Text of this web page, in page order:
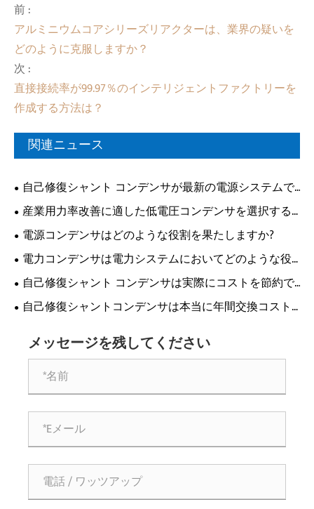
前 :
アルミニウムコアシリーズリアクターは、業界の疑いを
どのように克服しますか？
次 :
直接接続率が99.97％のインテリジェントファクトリーを
作成する方法は？
関連ニュース
自己修復シャント コンデンサが最新の電源システムで
好まれる選択肢になっているのはなぜですか?
産業用力率改善に適した低電圧コンデンサを選択する
にはどうすればよいですか?
電源コンデンサはどのような役割を果たしますか?
電力コンデンサは電力システムにおいてどのような役
割を果たしますか?
自己修復シャント コンデンサは実際にコストを節約で
きるのでしょうか、それとも単なる現金の無駄なのでし
ょうか?
自己修復シャントコンデンサは本当に年間交換コスト
メッセージを残してください